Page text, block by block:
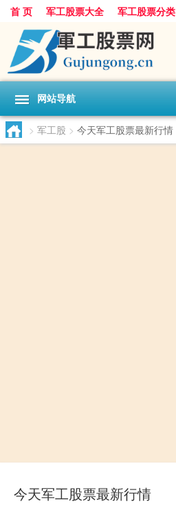
首 页 军工股票大全 军工股票分类
网站导航
> 军工股 > 今天军工股票最新行情
今天军工股票最新行情